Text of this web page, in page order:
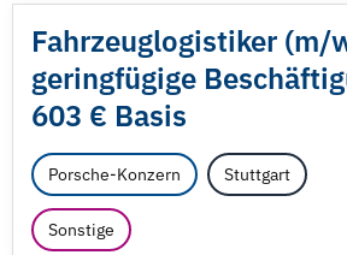
Fahrzeuglogistiker (m/
geringfügige
603 € Basis
Porsche-Konzern Stuttgart
Sonstige